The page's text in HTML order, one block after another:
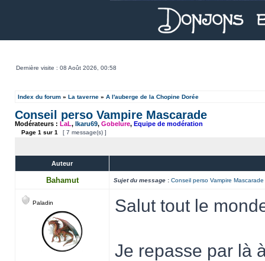
Dernière visite : 08 Août 2026, 00:58
Index du forum » La taverne » A l'auberge de la Chopine Dorée
Conseil perso Vampire Mascarade
Modérateurs : LaL, Ikaru69, Gobelure, Equipe de modération
Page 1 sur 1 [ 7 message(s) ]
Auteur
Bahamut Sujet du message : Conseil perso Vampire Mascarade
Paladin Salut tout le
Je repasse par là